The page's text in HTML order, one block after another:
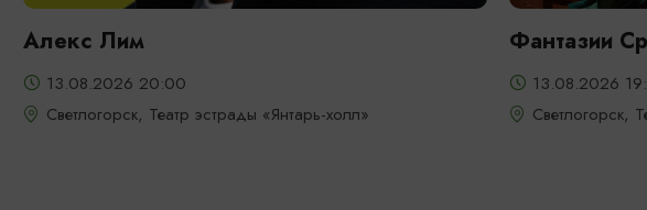
Алекс Лим
13.08.2026 20:00
Светлогорск, Театр эстрады «Янтарь-холл»
Фантазии
13.08.2026
Светлогорск,